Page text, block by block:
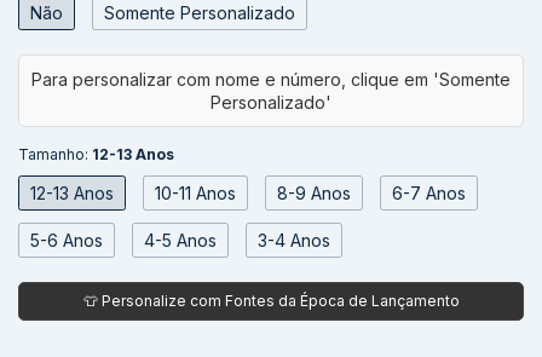
Não Somente Personalizado
Tamanho: 12-13 Anos
12-13 Anos 10-11 Anos 8-9 Anos 6-7 Anos
5-6 Anos 4-5 Anos 3-4 Anos